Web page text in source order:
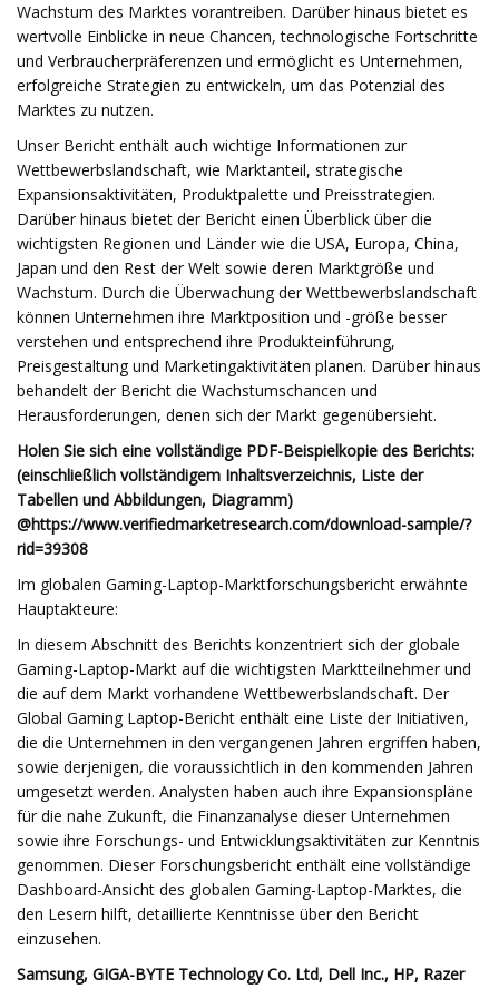
Wachstum des Marktes vorantreiben. Darüber hinaus bietet es
wertvolle Einblicke in neue Chancen, technologische Fortschritte
und Verbraucherpräferenzen und ermöglicht es Unternehmen,
erfolgreiche Strategien zu entwickeln, um das Potenzial des
Marktes zu nutzen.
Unser Bericht enthält auch wichtige Informationen zur
Wettbewerbslandschaft, wie Marktanteil, strategische
Expansionsaktivitäten, Produktpalette und Preisstrategien.
Darüber hinaus bietet der Bericht einen Überblick über die
wichtigsten Regionen und Länder wie die USA, Europa, China,
Japan und den Rest der Welt sowie deren Marktgröße und
Wachstum. Durch die Überwachung der Wettbewerbslandschaft
können Unternehmen ihre Marktposition und -größe besser
verstehen und entsprechend ihre Produkteinführung,
Preisgestaltung und Marketingaktivitäten planen. Darüber hinaus
behandelt der Bericht die Wachstumschancen und
Herausforderungen, denen sich der Markt gegenübersieht.
Holen Sie sich eine vollständige PDF-Beispielkopie des Berichts:
(einschließlich vollständigem Inhaltsverzeichnis, Liste der
Tabellen und Abbildungen, Diagramm)
@https://www.verifiedmarketresearch.com/download-sample/?
rid=39308
Im globalen Gaming-Laptop-Marktforschungsbericht erwähnte
Hauptakteure:
In diesem Abschnitt des Berichts konzentriert sich der globale
Gaming-Laptop-Markt auf die wichtigsten Marktteilnehmer und
die auf dem Markt vorhandene Wettbewerbslandschaft. Der
Global Gaming Laptop-Bericht enthält eine Liste der Initiativen,
die die Unternehmen in den vergangenen Jahren ergriffen haben,
sowie derjenigen, die voraussichtlich in den kommenden Jahren
umgesetzt werden. Analysten haben auch ihre Expansionspläne
für die nahe Zukunft, die Finanzanalyse dieser Unternehmen
sowie ihre Forschungs- und Entwicklungsaktivitäten zur Kenntnis
genommen. Dieser Forschungsbericht enthält eine vollständige
Dashboard-Ansicht des globalen Gaming-Laptop-Marktes, die
den Lesern hilft, detaillierte Kenntnisse über den Bericht
einzusehen.
Samsung, GIGA-BYTE Technology Co. Ltd, Dell Inc., HP, Razer